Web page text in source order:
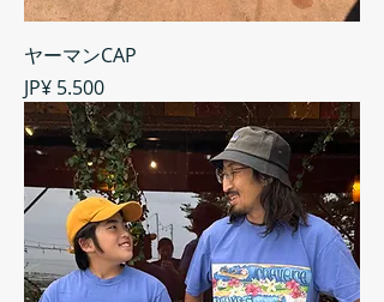
ヤーマンCAP
Preço
JP¥ 5.500